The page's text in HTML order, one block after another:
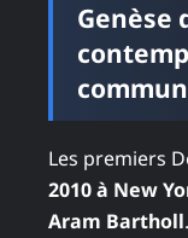
Genèse
Les premiers
2010 à New
Aram Bartholl